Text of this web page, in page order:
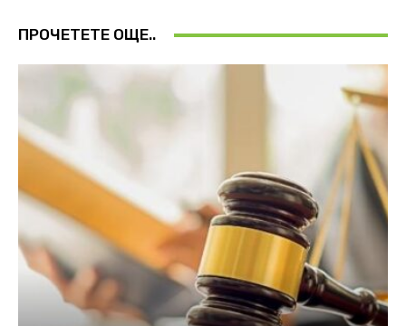
ПРОЧЕТЕТЕ ОЩЕ..